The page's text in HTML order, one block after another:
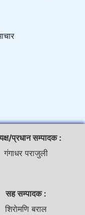
प्रधान सम्पादक :
गंगाधर पराजुली
सह सम्पादक :
शिराेमणि बराल